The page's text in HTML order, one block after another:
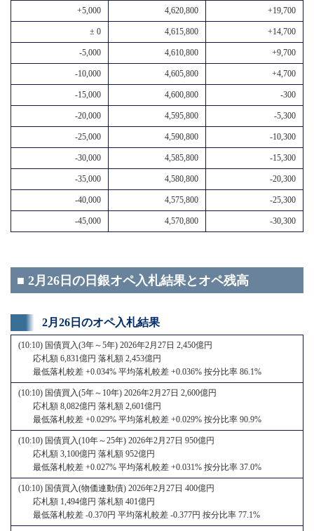
+5,000 4,620,800 +19,700
± 0 4,615,800 +14,700
-5,000 4,610,800 +9,700
-10,000 4,605,800 +4,700
-15,000 4,600,800 -300
-20,000 4,595,800 -5,300
-25,000 4,590,800 -10,300
-30,000 4,585,800 -15,300
-35,000 4,580,800 -20,300
-40,000 4,575,800 -25,300
-45,000 4,570,800 -30,300
■ 2月26日の日銀オペ入札結果とオペ残高
2月26日のオペ入札結果
(10:10) 国債買入(3年～5年) 2026年2月27日 2,450億円
応札額 6,831億円 落札額 2,453億円
最低落札較差 +0.034% 平均落札較差 +0.036% 按分比率 86.1%
(10:10) 国債買入(5年～10年) 2026年2月27日 2,600億円
応札額 8,082億円 落札額 2,601億円
最低落札較差 +0.029% 平均落札較差 +0.029% 按分比率 90.9%
(10:10) 国債買入(10年～25年) 2026年2月27日 950億円
応札額 3,100億円 落札額 952億円
最低落札較差 +0.027% 平均落札較差 +0.031% 按分比率 37.0%
(10:10) 国債買入(物価連動債) 2026年2月27日 400億円
応札額 1,494億円 落札額 401億円
最低落札較差 -0.370円 平均落札較差 -0.377円 按分比率 77.1%